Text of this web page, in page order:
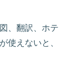
、翻訳、ホテ
使えないと、